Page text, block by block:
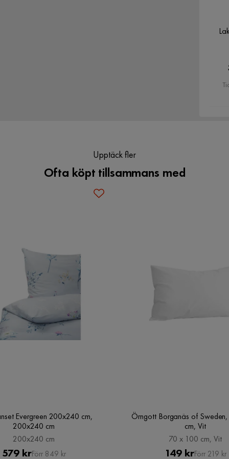
Upptäck fler
Ofta köpt tillsammans med
Evergreen 200x240 cm,
200x240 cm
200x240 cm
Pris
579 krOriginal
Förr 849 kr
Örngott Borganäs of
cm, Vit
70 x 100 cm, Vit
Pris
149 krOriginal
Förr 219 kr